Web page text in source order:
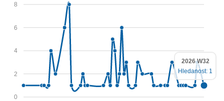
0
2
4
6
8
2026 W32
Hledanost: 1